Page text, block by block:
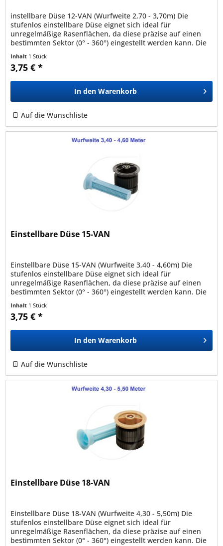
instellbare Düse 12-VAN (Wurfweite 2,70 - 3,70m) Die
stufenlos einstellbare Düse eignet sich ideal für
unregelmäßige Rasenflächen, da diese präzise auf einen
bestimmten Sektor (0° - 360°) eingestellt werden kann. Die
Inhalt 1 Stück
3,75 € *
In den Warenkorb
Auf die Wunschliste
Einstellbare Düse 15-VAN
Einstellbare Düse 15-VAN (Wurfweite 3,40 - 4,60m) Die
stufenlos einstellbare Düse eignet sich ideal für
unregelmäßige Rasenflächen, da diese präzise auf einen
bestimmten Sektor (0° - 360°) eingestellt werden kann. Die
Inhalt 1 Stück
3,75 € *
In den Warenkorb
Auf die Wunschliste
Einstellbare Düse 18-VAN
Einstellbare Düse 18-VAN (Wurfweite 4,30 - 5,50m) Die
stufenlos einstellbare Düse eignet sich ideal für
unregelmäßige Rasenflächen, da diese präzise auf einen
bestimmten Sektor (0° - 360°) eingestellt werden kann. Die